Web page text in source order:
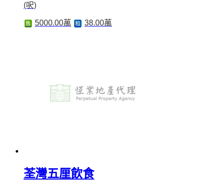
(呎)
售 5000.00萬 租 38.00萬
荃灣五厘飲食